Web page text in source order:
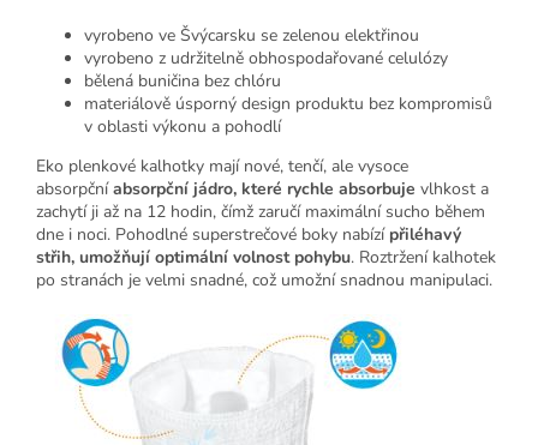
vyrobeno ve Švýcarsku se zelenou elektřinou
vyrobeno z udržitelně obhospodařované celulózy
bělená buničina bez chlóru
materiálově úsporný design produktu bez kompromisů
v oblasti výkonu a pohodlí
Eko plenkové kalhotky mají nové, tenčí, ale vysoce
absorpčníabsorpční jádro, které rychle absorbuje vlhkost a
zachytí ji až na 12 hodin, čímž zaručí maximální sucho během
dne i noci. Pohodlné superstrečové boky nabízí přiléhavý
střih, umožňují optimální volnost pohybu. Roztržení kalhotek
po stranách je velmi snadné, což umožní snadnou manipulaci.